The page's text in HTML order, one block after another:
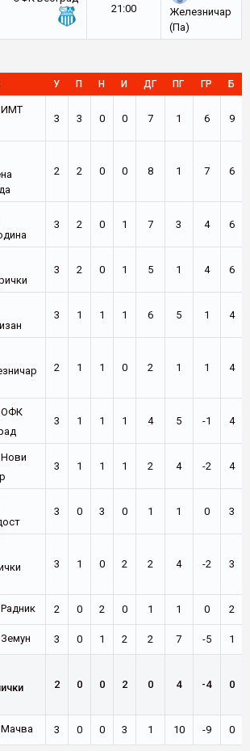
21:00
Железничар
(Па)
У П Н И ДГ ПГ ГР Б
ИМТ
3 3 0 0 7 1 6 9
2 2 0 0 8 1 7 6
3 2 0 1 7 3 4 6
3 2 0 1 5 1 4 6
3 1 1 1 6 5 1 4
2 1 1 0 2 1 1 4
ОФК
3 1 1 1 4 5 -1 4
Нови
3 1 1 1 2 4 -2 4
3 0 3 0 1 1 0 3
3 1 0 2 2 4 -2 3
Радник 2 0 2 0 1 1 0 2
Земун 3 0 1 2 2 7 -5 1
2 0 0 2 0 4 -4 0
Мачва 3 0 0 3 1 10 -9 0